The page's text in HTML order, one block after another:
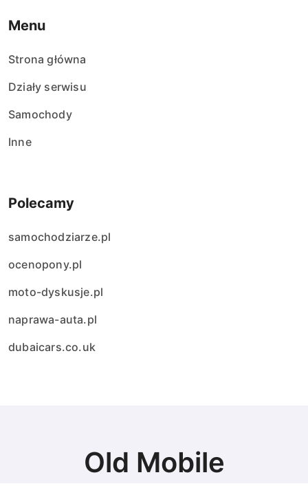
Menu
Strona główna
Działy serwisu
Samochody
Inne
Polecamy
samochodziarze.pl
ocenopony.pl
moto-dyskusje.pl
naprawa-auta.pl
dubaicars.co.uk
Old Mobile